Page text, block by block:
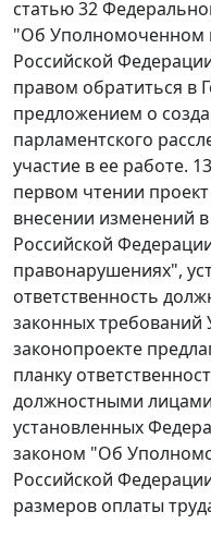
статью 32
"Об Уполномоченном
Российской
правом обратиться в
предложением о
парламентского
участие в ее работе.
первом чтении
внесении изменений
Российской
правонарушениях",
ответственность
законных
законопроекте
планку
должностными
установленных
законом "Об
Российской
размеров оплаты